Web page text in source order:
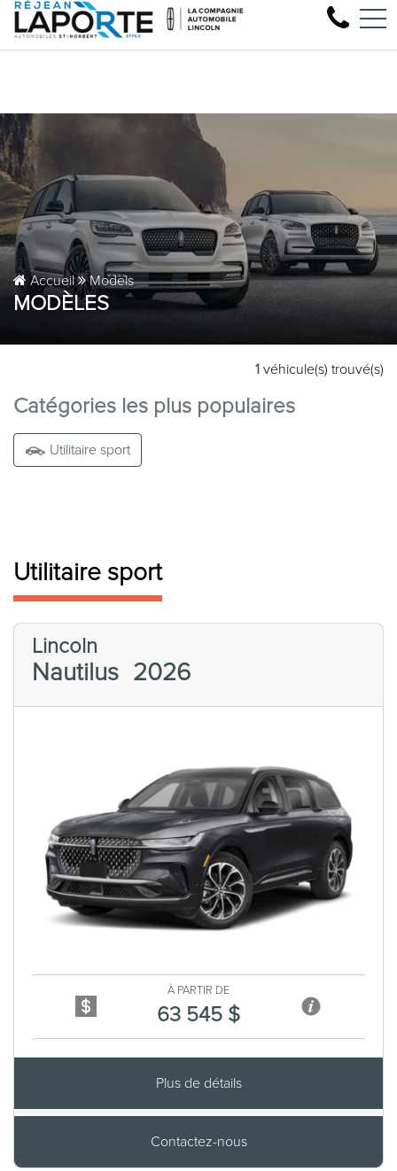
Venez faire l'essai de votre
1881 Rue Principale, Saint-Norbert, QC, CA J0K 3C0
EN
Accueil Models
MODÈLES
1 véhicule(s) trouvé(s)
Catégories les plus populaires
Utilitaire sport
Utilitaire sport
Lincoln
Nautilus 2026
Previous
À PARTIR DE
63 545 $
Plus de détails
Contactez-nous